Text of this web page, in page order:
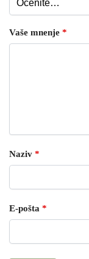
Vaše mnenje *
Naziv *
E-pošta *